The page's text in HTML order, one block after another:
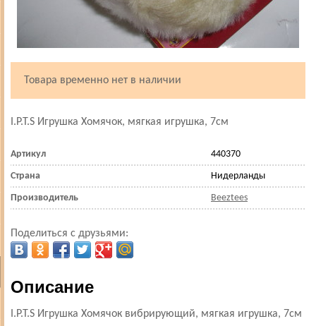
Товара временно нет в наличии
I.P.T.S Игрушка Хомячок, мягкая игрушка, 7см
Артикул 440370
Страна Нидерланды
Производитель Beeztees
Поделиться с друзьями:
Описание
I.P.T.S Игрушка Хомячок вибрирующий, мягкая игрушка, 7см